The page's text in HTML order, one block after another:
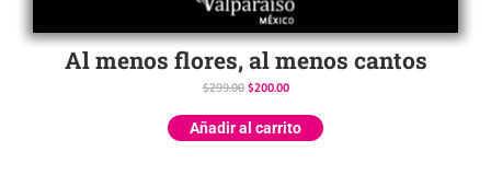
Al menos flores, al menos cantos
$299.00 $200.00
Añadir al carrito